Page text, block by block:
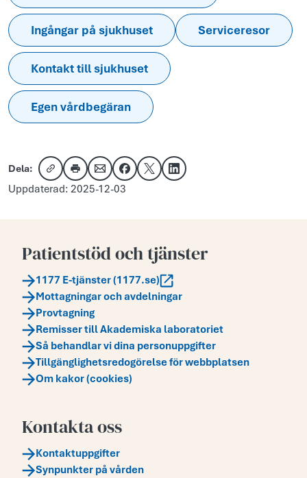
Ingångar på sjukhuset Serviceresor
Kontakt till sjukhuset
Egen vårdbegäran
Dela:
Kopiera länk
Skriv utDela via e-post
Dela på Facebook
Dela på XDela på LinkedIn
Uppdaterad: 2025-12-03
Patientstöd och tjänster
1177 E-tjänster (1177.se)
Mottagningar och avdelningar
Provtagning
Remisser till Akademiska laboratoriet
Så behandlar vi dina personuppgifter
Tillgänglighetsredogörelse för webbplatsen
Om kakor (cookies)
Kontakta oss
Kontaktuppgifter
Synpunkter på vården